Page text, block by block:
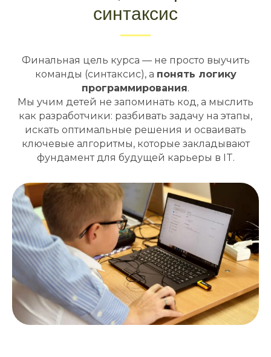
синтаксис
Финальная цель курса — не просто выучить
команды (синтаксис), а понять логику
программирования.
Мы учим детей не запоминать код, а мыслить
как разработчики: разбивать задачу на этапы,
искать оптимальные решения и осваивать
ключевые алгоритмы, которые закладывают
фундамент для будущей карьеры в IT.